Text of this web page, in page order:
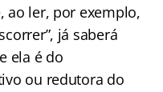
ao ler, por exemplo,
já saberá
ela é do
ou redutora do